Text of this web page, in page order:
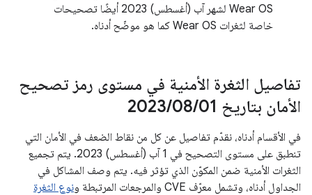
Wear OS لشهر آب (أغسطس) 2023 أيضًا تصحيحات
خاصة لثغرات Wear OS كما هو موضّح أدناه.
تفاصيل الثغرة الأمنية في مستوى رمز تصحيح
الأمان بتاريخ 01‏
/
08‏
/
2023
في الأقسام أدناه، نقدّم تفاصيل عن كل من نقاط الضعف في الأمان التي
تنطبق على مستوى التصحيح في 1 آب (أغسطس) 2023. يتم تجميع
الثغرات الأمنية ضمن المكوّن الذي تؤثر فيه. يتم وصف المشاكل في
الجداول أدناه، وتشمل معرّف CVE والمرجعات المرتبطة و
نوع الثغرة